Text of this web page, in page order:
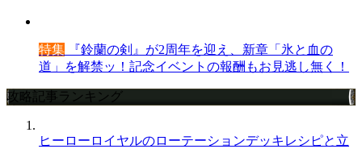
特集 『鈴蘭の剣』が2周年を迎え、新章「氷と血の
道」を解禁ッ！記念イベントの報酬もお見逃し無く！
攻略記事ランキング
ヒーローロイヤルのローテーションデッキレシピと立